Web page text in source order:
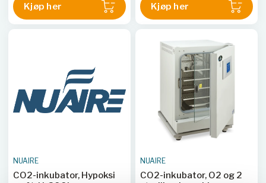
Kjøp her Kjøp her
NUAIRE
CO2-inkubator, Hypoksi
NUAIRE
CO2-inkubator, O2 og 2